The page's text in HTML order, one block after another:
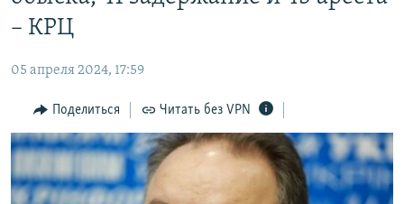
главной
Вернутся
поиску
КАРТА ВОЕННЫХ ОБЪЕКТОВ КРЫМА
ИСТОРИЯ
ИНТЕРАКТИВ
ИНФОГРАФИКА
ТЕЛЕПРОЕКТ КРЫМ.РЕАЛИИ
СОВЕТЫ ПРАВОЗАЩИТНИКОВ
РАДІО СВОБОДА
КАК ОБОЙТИ БЛОКИРОВКУ
Українською
Qırımtatar
– КРЦ
05 апреля 2024, 17:59
Поделиться Читать без VPN